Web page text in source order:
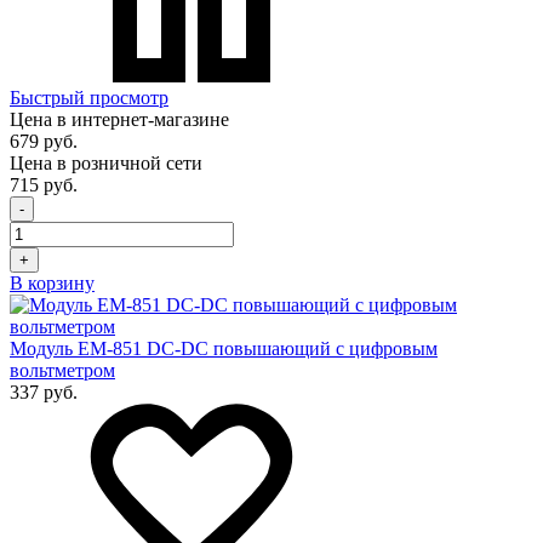
Быстрый просмотр
Цена в интернет-магазине
679 руб.
Цена в розничной сети
715 руб.
-
+
В корзину
Модуль EM-851 DC-DC повышающий с цифровым
вольтметром
337 руб.